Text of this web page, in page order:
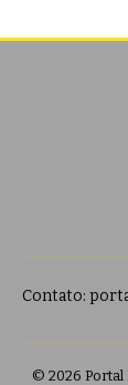
Contato:
© 2026 Portal